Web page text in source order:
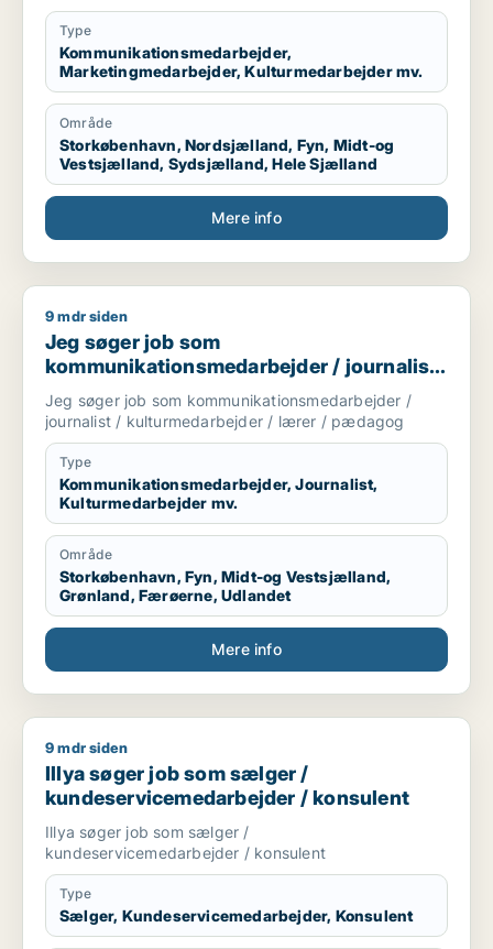
Type
Kommunikationsmedarbejder,
Marketingmedarbejder, Kulturmedarbejder mv.
Område
Storkøbenhavn, Nordsjælland, Fyn, Midt-og
Vestsjælland, Sydsjælland, Hele Sjælland
Mere info
Jeg søger job som kommunikationsmedarbejder /
9 mdr siden
Jeg søger job som
kommunikationsmedarbejder / journalist
/ kulturmedarbejder / lærer / pædagog
Jeg søger job som kommunikationsmedarbejder /
journalist / kulturmedarbejder / lærer / pædagog
Type
Kommunikationsmedarbejder, Journalist,
Kulturmedarbejder mv.
Område
Storkøbenhavn, Fyn, Midt-og Vestsjælland,
Grønland, Færøerne, Udlandet
Mere info
Illya søger job som sælger / kundeservicemedarbejder /
9 mdr siden
Illya søger job som sælger /
kundeservicemedarbejder / konsulent
Illya søger job som sælger /
kundeservicemedarbejder / konsulent
Type
Sælger, Kundeservicemedarbejder, Konsulent